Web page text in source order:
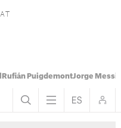
Rufián PuigdemontJorge Messi